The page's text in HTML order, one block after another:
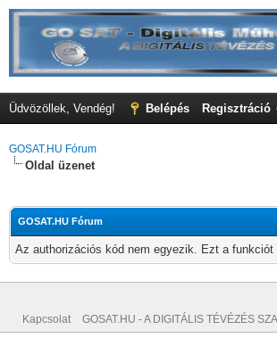
Üdvözöllek, Vendég! Belépés Regisztráció
GOSAT.HU Fórum
Oldal üzenet
GOSAT.HU Fórum
Az authorizációs kód nem egyezik. Ezt a
Kapcsolat GOSAT.HU - A DIGITÁLIS TÉVÉZÉS